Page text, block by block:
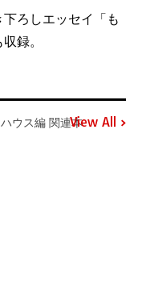
ろしエッセイ「も
録。
ウス編 関連本View All